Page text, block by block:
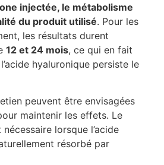
injectée, le métabolisme
du produit utilisé. Pour les
les résultats durent
12 et 24 mois, ce qui en fait
hyaluronique persiste le
peuvent être envisagées
maintenir les effets. Le
lorsque l’acide
résorbé par